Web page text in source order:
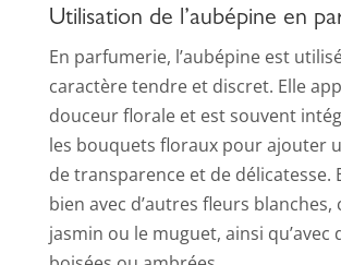
Utilisation de l’aubépine en
En parfumerie, l’aubépine est
caractère tendre et discret. Elle
douceur florale et est souvent
les bouquets floraux pour ajouter
de transparence et de délicatesse.
bien avec d’autres fleurs blanches,
jasmin ou le muguet, ainsi qu’avec